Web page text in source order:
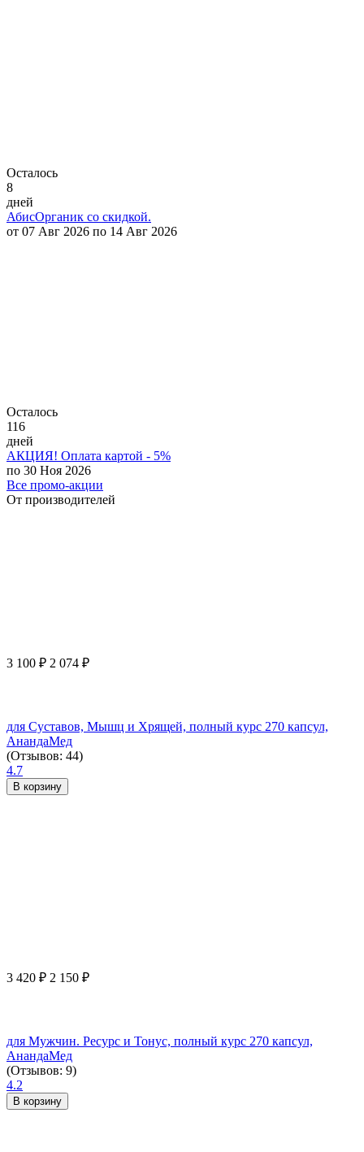
Осталось
8
дней
АбисОрганик со скидкой.
от 07 Авг 2026 по 14 Авг 2026
Осталось
116
дней
АКЦИЯ! Оплата картой - 5%
по 30 Ноя 2026
Все промо-акции
От производителей
3 100 ₽ 2 074 ₽
для Суставов, Мышц и Хрящей, полный курс 270 капсул,
АнандаМед
(Отзывов: 44)
4.7
В корзину
3 420 ₽ 2 150 ₽
для Мужчин. Ресурс и Тонус, полный курс 270 капсул,
АнандаМед
(Отзывов: 9)
4.2
В корзину